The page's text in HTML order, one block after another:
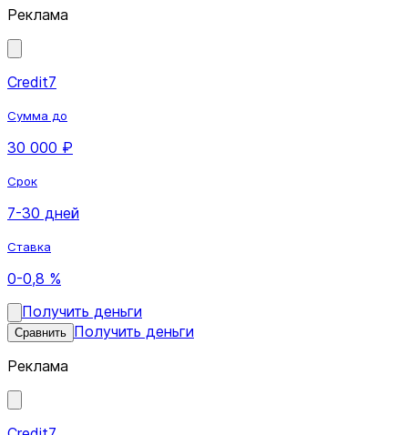
Реклама
Credit7
Сумма до
30 000 ₽
Срок
7-30 дней
Ставка
0-0,8 %
Получить деньги
Сравнить Получить деньги
Реклама